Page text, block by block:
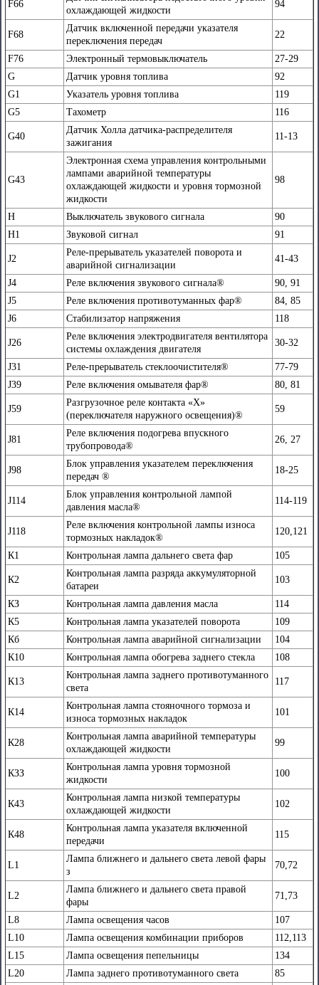
F66
охлаждающей жидкости
94
F68
Датчик включенной передачи указателя
переключения передач
22
F76 Электронный термовыключатель
27-29
G
Датчик уровня топлива
92
G1
Указатель уровня топлива
119
G5
Тахометр 116
G40
Датчик Холла датчика-распределителя
зажигания
11-13
G43
Электронная схема управления контрольными
лампами аварийной температуры
охлаждающей жидкости и уровня тормозной
жидкости
98
Н Выключатель звукового сигнала
90
Н1
Звуковой сигнал 91
J2
Реле-прерыватель указателей поворота и
аварийной сигнализации
41-43
J4 Реле включения звукового сигнала®
90, 91
J5
Реле включения противотуманных фар®
84, 85
J6
Стабилизатор напряжения 118
J26
Реле включения электродвигателя вентилятора
системы охлаждения двигателя
30-32
J31 Реле-прерыватель стеклоочистителя®
77-79
J39
Реле включения омывателя фар® 80, 81
J59
Разгрузочное реле контакта «X»
(переключателя наружного освещения)®
59
J81
Реле включения подогрева впускного
трубопровода®
26, 27
J98
Блок управления указателем переключения
передач ®
18-25
J114
Блок управления контрольной лампой
давления масла®
114-119
J118
Реле включения контрольной лампы износа
тормозных накладок®
120,121
К1 Контрольная лампа дальнего света фар 105
К2
Контрольная лампа разряда аккумуляторной
батареи
103
КЗ Контрольная лампа давления масла
114
К5
Контрольная лампа указателей поворота
109
Кб
Контрольная лампа аварийной сигнализации
104
К10
Контрольная лампа обогрева заднего стекла 108
К13
Контрольная лампа заднего противотуманного
света
117
К14
Контрольная лампа стояночного тормоза и
износа тормозных накладок
101
К28
Контрольная лампа аварийной температуры
охлаждающей жидкости
99
КЗЗ
Контрольная лампа уровня тормозной
жидкости
100
К43
Контрольная лампа низкой температуры
охлаждающей жидкости
102
К48
Контрольная лампа указателя включенной
передачи
115
L1
Лампа ближнего и дальнего света левой фары
з
70,72
L2
Лампа ближнего и дальнего света правой
фары
71,73
L8 Лампа освещения часов
107
L10
Лампа освещения комбинации приборов
112,113
L15
Лампа освещения пепельницы
134
L20
Лампа заднего противотуманного света
85